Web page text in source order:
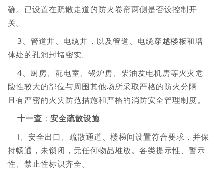
确。已设置在疏散走道的防火卷帘两侧是否设控制开
关。
3、管道井、电缆井，以及管道、电缆穿越楼板和墙
体处的孔洞封堵密实。
4、厨房、配电室、锅炉房、柴油发电机房等火灾危
险性较大的部位与周围其他场所采取严格的防火分隔，
且有严密的火灾防范措施和严格的消防安全管理制度。
十一查：安全疏散设施
l、安全出口、疏散通道、楼梯间设置符合要求，并保
持畅通，未锁闭，无任何物品堆放。各类提示性、警示
性、禁止性标识齐全。